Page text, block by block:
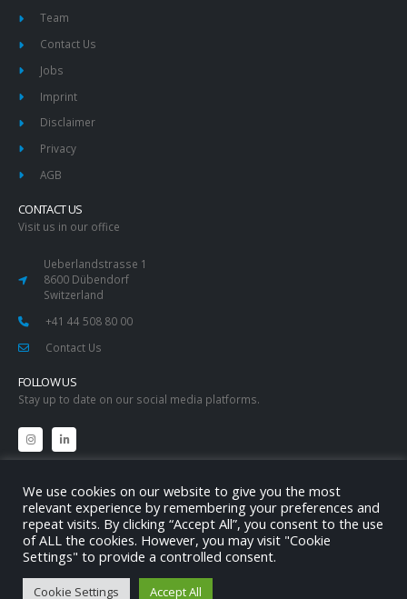
Team
Contact Us
Jobs
Imprint
Disclaimer
Privacy
AGB
CONTACT US
Visit us in our office
Ueberlandstrasse 1
8600 Dübendorf
Switzerland
+41 44 508 80 00
Contact Us
FOLLOW US
Stay up to date on our social media platforms.
© copyright 2026. All Rights Reserved.
Sitemap Contact
We use cookies on our website to give you the most
relevant experience by remembering your preferences and
repeat visits. By clicking “Accept All”, you consent to the use
of ALL the cookies. However, you may visit "Cookie
Settings" to provide a controlled consent.
Cookie Settings Accept All